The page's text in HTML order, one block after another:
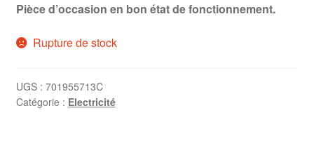
Pièce d’occasion en bon état de fonctionnement.
Rupture de stock
UGS : 701955713C
Catégorie : Electricité